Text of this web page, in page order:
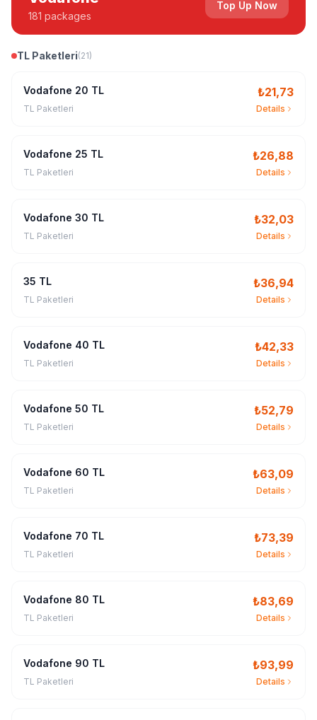
181 packages
Top Up Now
TL Paketleri(21)
Vodafone 20 TL ₺21,73
TL Paketleri Details
Vodafone 25 TL ₺26,88
TL Paketleri Details
Vodafone 30 TL ₺32,03
TL Paketleri Details
35 TL ₺36,94
TL Paketleri Details
Vodafone 40 TL ₺42,33
TL Paketleri Details
Vodafone 50 TL ₺52,79
TL Paketleri Details
Vodafone 60 TL ₺63,09
TL Paketleri Details
Vodafone 70 TL ₺73,39
TL Paketleri Details
Vodafone 80 TL ₺83,69
TL Paketleri Details
Vodafone 90 TL ₺93,99
TL Paketleri Details